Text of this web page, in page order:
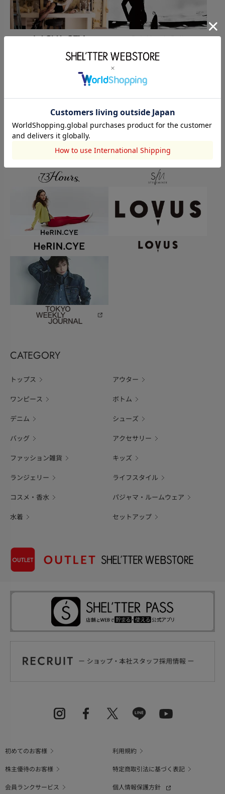
CATEGORY
トップス アウター
ワンピース ボトム
デニム シューズ
バッグ アクセサリー
ファッション雑貨 キッズ
ランジェリー ライフスタイル
コスメ・香水 パジャマ・ルームウェア
水着 セットアップ
初めてのお客様
利用規約
株主優待のお客様
特定商取引法に基づく表記
会員ランクサービス
個人情報保護方針